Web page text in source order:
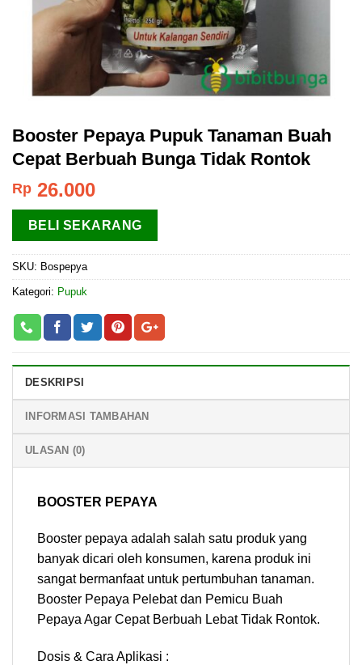
Booster Pepaya Pupuk Tanaman Buah
Cepat Berbuah Bunga Tidak Rontok
Rp 26.000
BELI SEKARANG
SKU: Bospepya
Kategori: Pupuk
DESKRIPSI
INFORMASI TAMBAHAN
ULASAN (0)
BOOSTER PEPAYA
Booster pepaya adalah salah satu produk yang
banyak dicari oleh konsumen, karena produk ini
sangat bermanfaat untuk pertumbuhan tanaman.
Booster Pepaya Pelebat dan Pemicu Buah
Pepaya Agar Cepat Berbuah Lebat Tidak Rontok.
Dosis & Cara Aplikasi :